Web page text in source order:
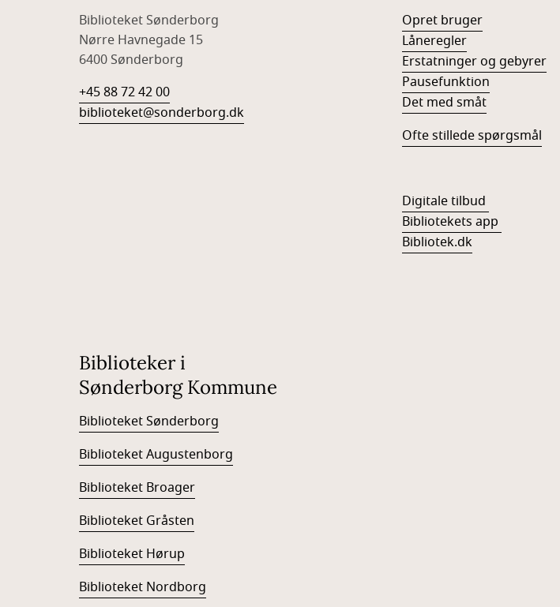
Biblioteket Sønderborg
Nørre Havnegade 15
6400 Sønderborg
+45 88 72 42 00
biblioteket@sonderborg.dk
Opret bruger
Låneregler
Erstatninger og gebyrer
Pausefunktion
Det med småt
Ofte stillede spørgsmål
Digitale tilbud
Bibliotekets app
Bibliotek.dk
Biblioteker i
Sønderborg Kommune
Biblioteket Sønderborg
Biblioteket Augustenborg
Biblioteket Broager
Biblioteket Gråsten
Biblioteket Hørup
Biblioteket Nordborg